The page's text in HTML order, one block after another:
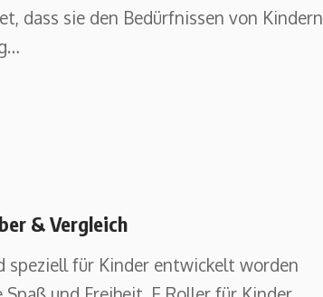
dass sie den Bedürfnissen von Kindern
…
& Vergleich
speziell für Kinder entwickelt worden